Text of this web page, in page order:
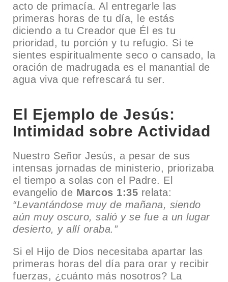
acto de primacía. Al entregarle las
primeras horas de tu día, le estás
diciendo a tu Creador que Él es tu
prioridad, tu porción y tu refugio. Si te
sientes espiritualmente seco o cansado, la
oración de madrugada es el manantial de
agua viva que refrescará tu ser.
El Ejemplo de Jesús:
Intimidad sobre Actividad
Nuestro Señor Jesús, a pesar de sus
intensas jornadas de ministerio, priorizaba
el tiempo a solas con el Padre. El
evangelio de Marcos 1:35 relata:
“Levantándose muy de mañana, siendo
aún muy oscuro, salió y se fue a un lugar
desierto, y allí oraba.”
Si el Hijo de Dios necesitaba apartar las
primeras horas del día para orar y recibir
fuerzas, ¿cuánto más nosotros? La